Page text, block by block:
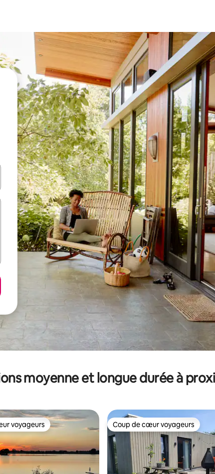
le haut et vers le bas pour les parcourir ou en appuyant et en
moyenne et longue durée à
voyageurs
voyageurs Coup de cœur voyageurs
Coup de cœur voyageurs